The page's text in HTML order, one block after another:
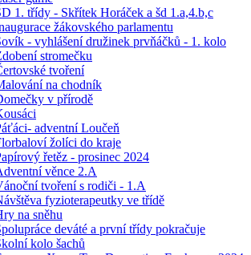
1. třídy - Skřítek Horáček a šd 1.a,4.b,c
žákovského parlamentu
- vyhlášení družinek prvňáčků - 1. kolo
stromečku
tvoření
na chodník
v přírodě
adventní Loučeň
žolíci do kraje
řetěz - prosinec 2024
věnce 2.A
tvoření s rodiči - 1.A
fyzioterapeutky ve třídě
na sněhu
deváté a první třídy pokračuje
kolo šachů